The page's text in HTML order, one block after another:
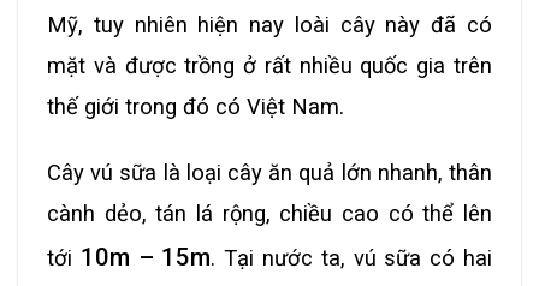
Mỹ, tuy nhiên hiện nay loài cây này đã có
mặt và được trồng ở rất nhiều quốc gia trên
thế giới trong đó có Việt Nam.
Cây vú sữa là loại cây ăn quả lớn nhanh, thân
cành dẻo, tán lá rộng, chiều cao có thể lên
tới 10m – 15m. Tại nước ta, vú sữa có hai